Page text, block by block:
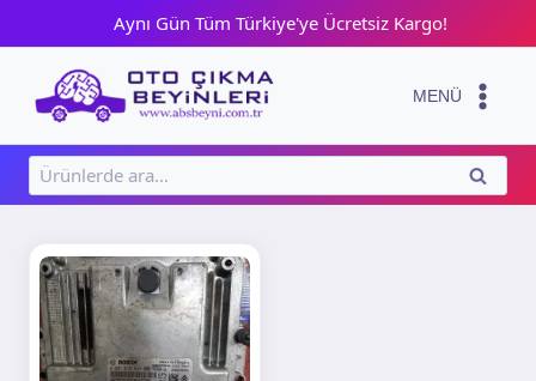
content
Aynı Gün Tüm Türkiye'ye Ücretsiz Kargo!
MENÜ
Ara:
ARA